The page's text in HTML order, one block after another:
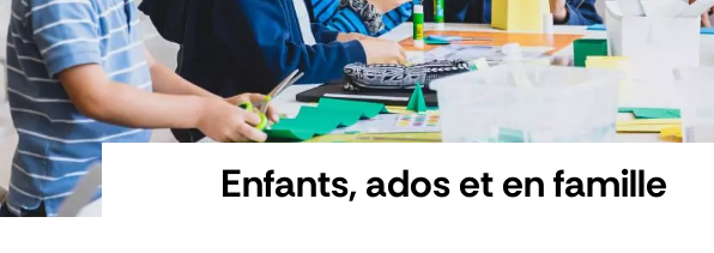
Enfants, ados et en famille